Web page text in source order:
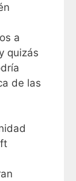
a
quizás
de las